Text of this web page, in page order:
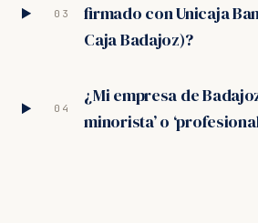
03
firmado con Unicaja
Caja Badajoz)?
04
¿Mi empresa de
minorista’ o